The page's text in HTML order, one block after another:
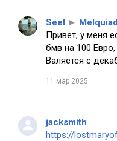
Seel ►
Привет, у меня
бмв на 100 Евро,
Валяется с
11 мар 2025
jacksmith
https://